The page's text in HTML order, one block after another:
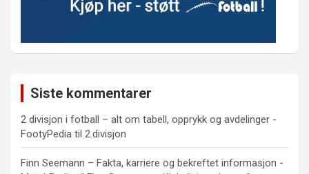
Siste kommentarer
2 divisjon i fotball – alt om tabell, opprykk og avdelinger -
FootyPedia til 2.divisjon
Finn Seemann – Fakta, karriere og bekreftet informasjon -